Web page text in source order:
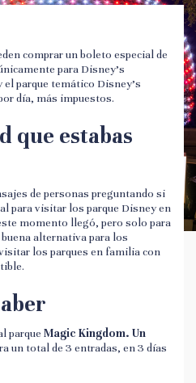
comprar un boleto especial de
para Disney's
parque temático Disney's
día, más impuestos.
que estabas
de personas preguntando si
para visitar los parque Disney en
momento llegó, pero solo para
alternativa para los
los parques en familia con
parque Magic Kingdom. Un
un total de 3 entradas, en 3 días